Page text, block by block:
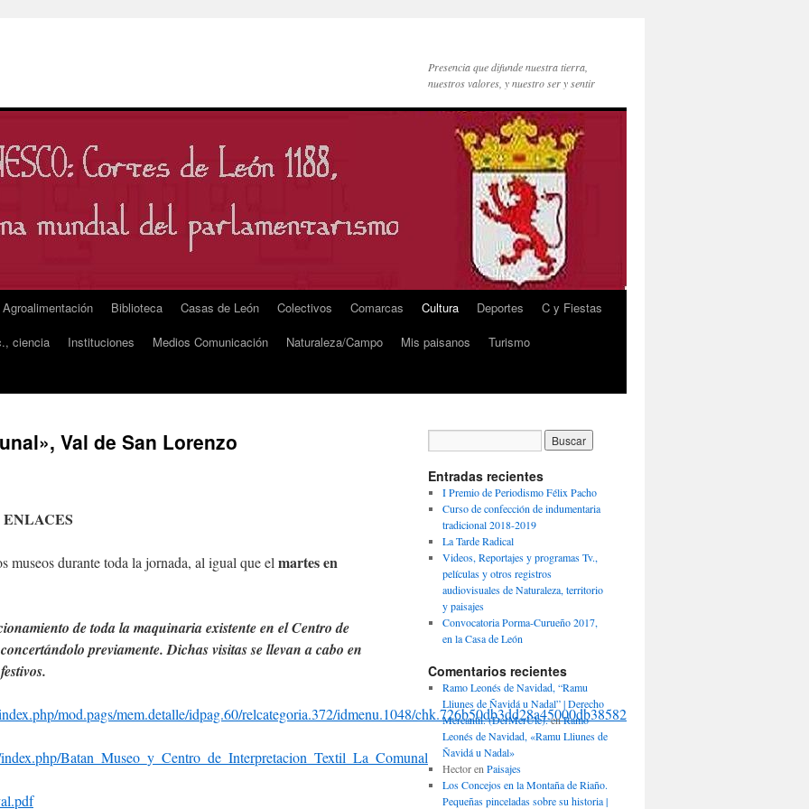
Presencia que difunde nuestra tierra,
nuestros valores, y nuestro ser y sentir
Agroalimentación Biblioteca Casas de León Colectivos Comarcas Cultura Deportes
C y Fiestas
ciencia Instituciones Medios Comunicación Naturaleza/Campo Mis paisanos
Turismo
Val de San Lorenzo
museos durante toda la jornada, al igual que el martes en
de toda la maquinaria existente en el Centro de
previamente. Dichas visitas se llevan a cabo en
mod.pags/mem.detalle/idpag.60/relcategoria.372/idmenu.1048/chk.726b50db3dd28a45000db38582dd49e2.html
Batan_Museo_y_Centro_de_Interpretacion_Textil_La_Comunal
Entradas recientes
I Premio de Periodismo Félix Pacho
Curso de confección de indumentaria
tradicional 2018-2019
La Tarde Radical
Videos, Reportajes y programas Tv.,
películas y otros registros
audiovisuales de Naturaleza, territorio
y paisajes
Convocatoria Porma-Curueño 2017,
en la Casa de León
Comentarios recientes
Ramo Leonés de Navidad, “Ramu
Lliunes de Ñavidá u Nadal” | Derecho
Mercantil. (DerMerUle).enRamo
Leonés de Navidad, «Ramu Lliunes de
Ñavidá u Nadal»
Hectoren Paisajes
Los Concejos en la Montaña de Riaño.
Pequeñas pinceladas sobre su historia |